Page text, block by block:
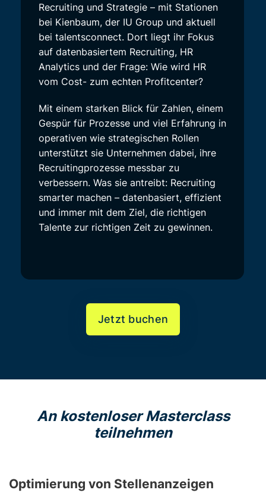
Recruiting und Strategie – mit Stationen
bei Kienbaum, der IU Group und aktuell
bei talentsconnect. Dort liegt ihr Fokus
auf datenbasiertem Recruiting, HR
Analytics und der Frage: Wie wird HR
vom Cost- zum echten Profitcenter?
Mit einem starken Blick für Zahlen, einem
Gespür für Prozesse und viel Erfahrung in
operativen wie strategischen Rollen
unterstützt sie Unternehmen dabei, ihre
Recruitingprozesse messbar zu
verbessern. Was sie antreibt: Recruiting
smarter machen – datenbasiert, effizient
und immer mit dem Ziel, die richtigen
Talente zur richtigen Zeit zu gewinnen.
Jetzt buchen
An kostenloser Masterclass
teilnehmen
Optimierung von Stellenanzeigen